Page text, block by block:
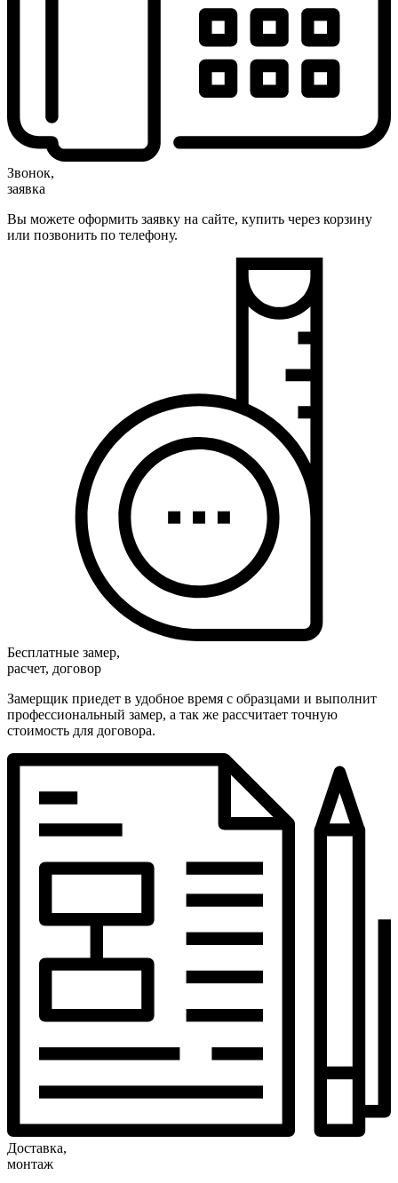
Звонок,
заявка
Вы можете оформить заявку на сайте, купить через корзину
или позвонить по телефону.
Бесплатные замер,
расчет, договор
Замерщик приедет в удобное время с образцами и выполнит
профессиональный замер, а так же рассчитает точную
стоимость для договора.
Доставка,
монтаж